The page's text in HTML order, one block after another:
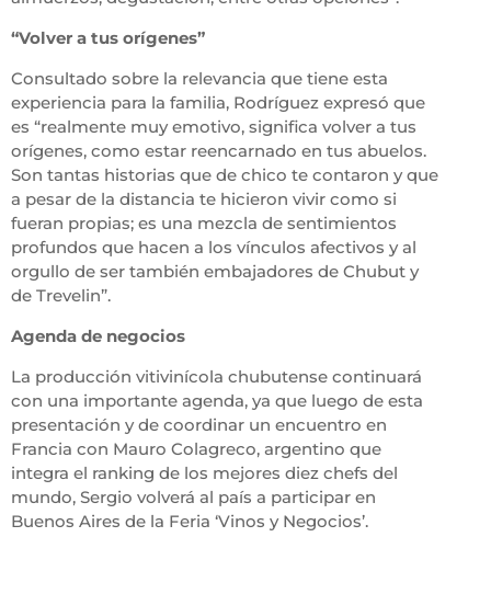
“Volver a tus orígenes”
Consultado sobre la relevancia que tiene esta
experiencia para la familia, Rodríguez expresó que
es “realmente muy emotivo, significa volver a tus
orígenes, como estar reencarnado en tus abuelos.
Son tantas historias que de chico te contaron y que
a pesar de la distancia te hicieron vivir como si
fueran propias; es una mezcla de sentimientos
profundos que hacen a los vínculos afectivos y al
orgullo de ser también embajadores de Chubut y
de Trevelin”.
Agenda de negocios
La producción vitivinícola chubutense continuará
con una importante agenda, ya que luego de esta
presentación y de coordinar un encuentro en
Francia con Mauro Colagreco, argentino que
integra el ranking de los mejores diez chefs del
mundo, Sergio volverá al país a participar en
Buenos Aires de la Feria ‘Vinos y Negocios’.